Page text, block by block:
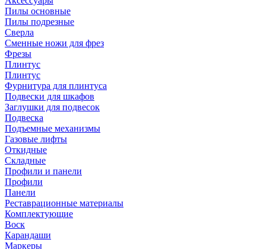
Пилы основные
Пилы подрезные
Сверла
Сменные ножи для фрез
Фрезы
Плинтус
Плинтус
Фурнитура для плинтуса
Подвески для шкафов
Заглушки для подвесок
Подвеска
Подъемные механизмы
Газовые лифты
Откидные
Складные
Профили и панели
Профили
Панели
Реставрационные материалы
Комплектующие
Воск
Карандаши
Маркеры